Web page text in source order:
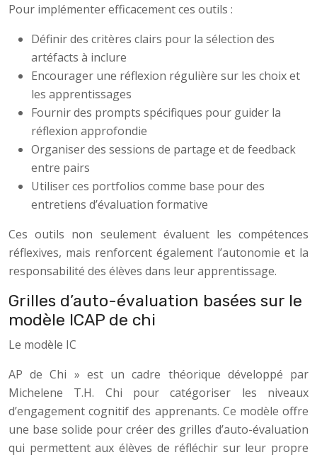
Pour implémenter efficacement ces outils :
Définir des critères clairs pour la sélection des
artéfacts à inclure
Encourager une réflexion régulière sur les choix et
les apprentissages
Fournir des prompts spécifiques pour guider la
réflexion approfondie
Organiser des sessions de partage et de feedback
entre pairs
Utiliser ces portfolios comme base pour des
entretiens d’évaluation formative
Ces outils non seulement évaluent les compétences
réflexives, mais renforcent également l’autonomie et la
responsabilité des élèves dans leur apprentissage.
Grilles d’auto-évaluation basées sur le
modèle ICAP de chi
Le modèle IC
AP de Chi » est un cadre théorique développé par
Michelene T.H. Chi pour catégoriser les niveaux
d’engagement cognitif des apprenants. Ce modèle offre
une base solide pour créer des grilles d’auto-évaluation
qui permettent aux élèves de réfléchir sur leur propre